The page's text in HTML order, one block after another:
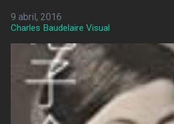
9 abril, 2016
Charles Baudelaire Visual